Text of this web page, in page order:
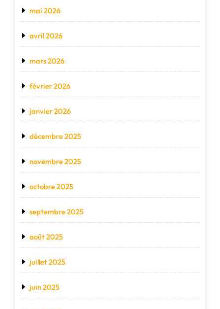
mai 2026
avril 2026
mars 2026
février 2026
janvier 2026
décembre 2025
novembre 2025
octobre 2025
septembre 2025
août 2025
juillet 2025
juin 2025